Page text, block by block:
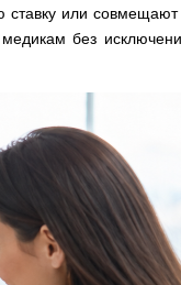
ставку или совмещают
без